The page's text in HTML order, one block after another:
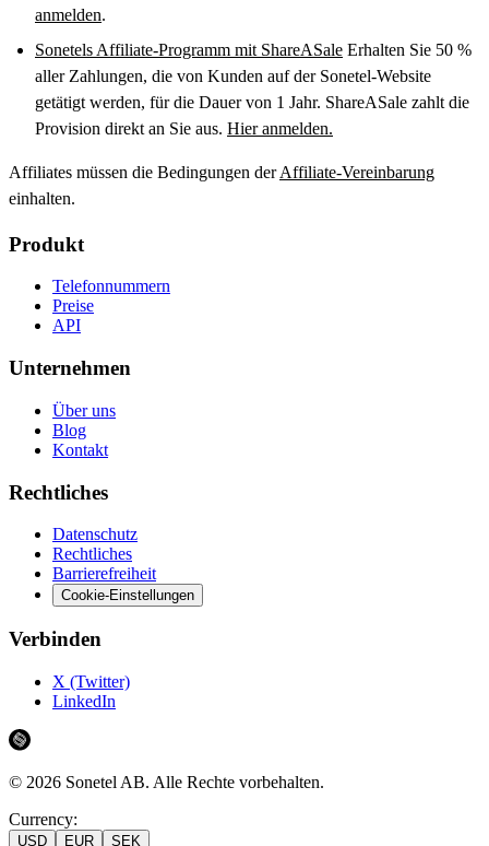
anmelden.
Sonetels Affiliate-Programm mit ShareASale Erhalten Sie 50 %
aller Zahlungen, die von Kunden auf der Sonetel-Website
getätigt werden, für die Dauer von 1 Jahr. ShareASale zahlt die
Provision direkt an Sie aus. Hier anmelden.
Affiliates müssen die Bedingungen derAffiliate-Vereinbarung
einhalten.
Produkt
Telefonnummern
Preise
API
Unternehmen
Über uns
Blog
Kontakt
Rechtliches
Datenschutz
Rechtliches
Barrierefreiheit
Cookie-Einstellungen
Verbinden
X (Twitter)
LinkedIn
© 2026 Sonetel AB. Alle Rechte vorbehalten.
Currency:
USD EUR SEK